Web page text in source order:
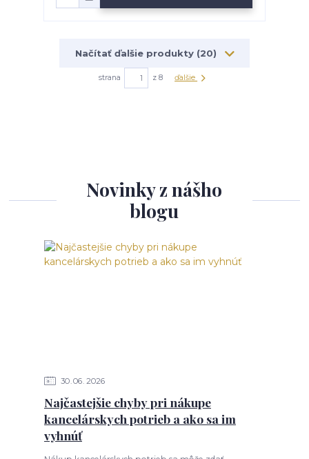
Načítať ďalšie produkty (20)
strana z 8 ďalšie
Novinky z nášho
blogu
30 06 2026
Najčastejšie chyby pri nákupe
kancelárskych potrieb a ako sa im
vyhnúť